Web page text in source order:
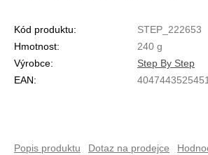
Kód produktu:
STEP_222653
Hmotnost:
240 g
Výrobce:
Step By Step
EAN:
Popis produktu Dotaz na prodejce